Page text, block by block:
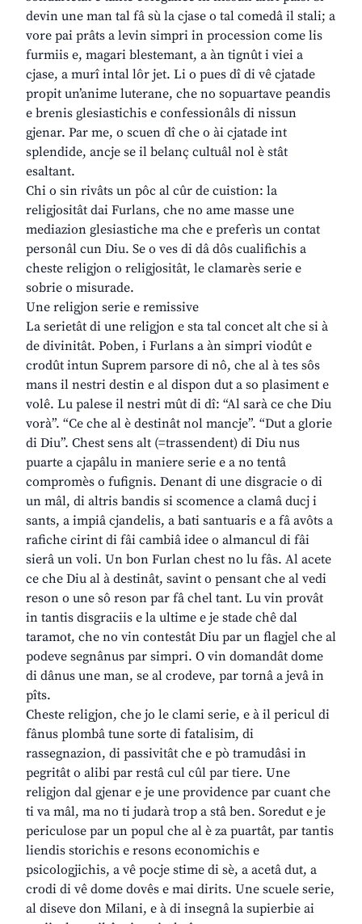
devin une man tal fâ sù la cjase o tal comedâ il stali; a
vore pai prâts a levin simpri in procession come lis
furmiis e, magari blestemant, a àn tignût i viei a
cjase, a murî intal lôr jet. Li o pues dî di vê cjatade
propit un’anime luterane, che no sopuartave peandis
e brenis glesiastichis e confessionâls di nissun
gjenar. Par me, o scuen dî che o ài cjatade int
splendide, ancje se il belanç cultuâl nol è stât
esaltant.
Chi o sin rivâts un pôc al cûr de cuistion: la
religjositât dai Furlans, che no ame masse une
mediazion glesiastiche ma che e preferìs un contat
personâl cun Diu. Se o ves di dâ dôs cualifichis a
cheste religjon o religjositât, le clamarès serie e
sobrie o misurade.
Une religjon serie e remissive
La serietât di une religjon e sta tal concet alt che si à
de divinitât. Poben, i Furlans a àn simpri viodût e
crodût intun Suprem parsore di nô, che al à tes sôs
mans il nestri destin e al dispon dut a so plasiment e
volê. Lu palese il nestri mût di dî: “Al sarà ce che Diu
vorà”. “Ce che al è destinât nol mancje”. “Dut a glorie
di Diu”. Chest sens alt (=trassendent) di Diu nus
puarte a cjapâlu in maniere serie e a no tentâ
compromès o fufignis. Denant di une disgracie o di
un mâl, di altris bandis si scomence a clamâ ducj i
sants, a impiâ cjandelis, a bati santuaris e a fâ avôts a
rafiche cirint di fâi cambiâ idee o almancul di fâi
sierâ un voli. Un bon Furlan chest no lu fâs. Al acete
ce che Diu al à destinât, savint o pensant che al vedi
reson o une sô reson par fâ chel tant. Lu vin provât
in tantis disgraciis e la ultime e je stade chê dal
taramot, che no vin contestât Diu par un flagjel che al
podeve segnânus par simpri. O vin domandât dome
di dânus une man, se al crodeve, par tornâ a jevâ in
pîts.
Cheste religjon, che jo le clami serie, e à il pericul di
fânus plombâ tune sorte di fatalisim, di
rassegnazion, di passivitât che e pò tramudâsi in
pegritât o alibi par restâ cul cûl par tiere. Une
religjon dal gjenar e je une providence par cuant che
ti va mâl, ma no ti judarà trop a stâ ben. Soredut e je
periculose par un popul che al è za puartât, par tantis
liendis storichis e resons economichis e
psicologjichis, a vê pocje stime di sè, a acetâ dut, a
crodi di vê dome dovês e mai dirits. Une scuele serie,
al diseve don Milani, e à di insegnâ la supierbie ai